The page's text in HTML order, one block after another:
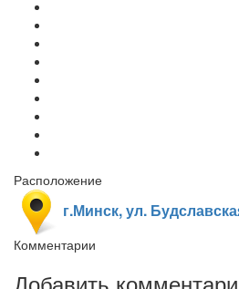
Расположение
г.Минск, ул.
Комментарии